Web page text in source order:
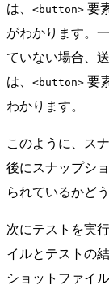
は、 <button> 要
がわかります。
ていない場合、
は、 <button> 要
わかります。
このように、ス
後にスナップシ
られているかど
次にテストを実
イルとテストの
ショットファイ